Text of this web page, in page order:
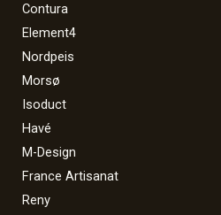
Contura
Element4
Nordpeis
Morsø
Isoduct
Havé
M-Design
France Artisanat
Reny